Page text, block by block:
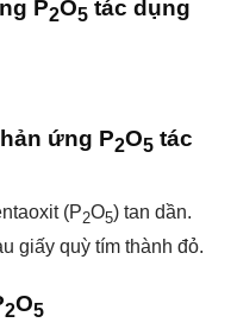
P2O5 tác dụng
ứng P2O5 tác
(P2O5) tan dần.
giấy quỳ tím thành đỏ.
2O5